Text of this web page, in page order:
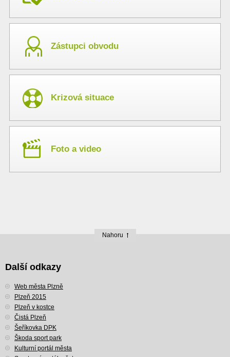
Zástupci obvodu
Krizová situace
Foto a video
Nahoru
Další odkazy
Web města Plzně
Plzeň 2015
Plzeň v kostce
Čistá Plzeň
Šeříkovka DPK
Škoda sport park
Kulturní portál města